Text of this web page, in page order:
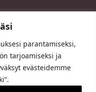
parantamiseksi,
tarjoamiseksi ja
evästeidemme